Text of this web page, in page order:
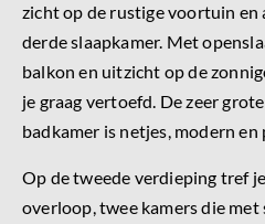
zicht op de rustige voortuin en
derde slaapkamer. Met
balkon en uitzicht op de
je graag vertoefd. De zeer
badkamer is netjes, modern
Op de tweede verdieping tref
overloop, twee kamers die